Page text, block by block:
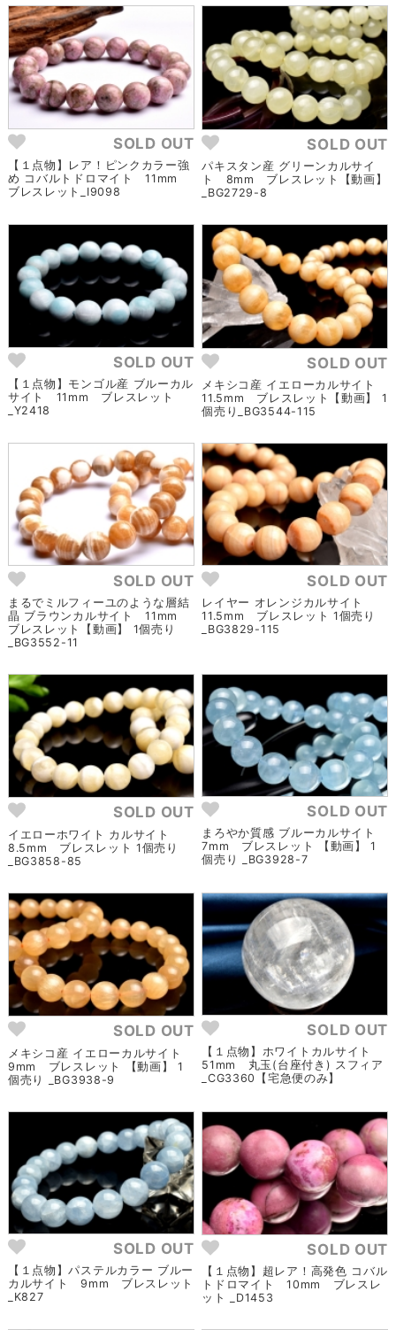
SOLD OUT
【１点物】レア！ピンクカラー強
め コバルトドロマイト 11mm
ブレスレット_I9098
SOLD OUT
パキスタン産 グリーンカルサイ
ト 8mm ブレスレット【動画】
_BG2729-8
SOLD OUT
【１点物】モンゴル産 ブルーカル
サイト 11mm ブレスレット
_Y2418
SOLD OUT
メキシコ産 イエローカルサイト
11.5mm ブレスレット【動画】 1
個売り_BG3544-115
SOLD OUT
まるでミルフィーユのような層結
晶 ブラウンカルサイト 11mm
ブレスレット【動画】 1個売り
_BG3552-11
SOLD OUT
レイヤー オレンジカルサイト
11.5mm ブレスレット 1個売り
_BG3829-115
SOLD OUT
イエローホワイト カルサイト
8.5mm ブレスレット 1個売り
_BG3858-85
SOLD OUT
まろやか質感 ブルーカルサイト
7mm ブレスレット 【動画】 1
個売り _BG3928-7
SOLD OUT
メキシコ産 イエローカルサイト
9mm ブレスレット 【動画】 1
個売り _BG3938-9
SOLD OUT
【１点物】ホワイトカルサイト
51mm 丸玉(台座付き) スフィア
_CG3360【宅急便のみ】
SOLD OUT
【１点物】パステルカラー ブルー
カルサイト 9mm ブレスレット
_K827
SOLD OUT
【１点物】超レア！高発色 コバル
トドロマイト 10mm ブレスレ
ット _D1453